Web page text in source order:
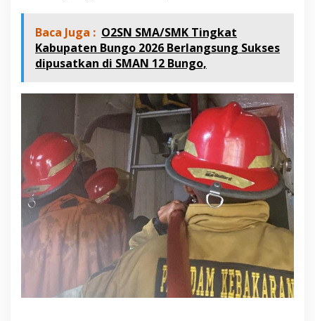
Baca Juga : O2SN SMA/SMK Tingkat
Kabupaten Bungo 2026 Berlangsung Sukses
dipusatkan di SMAN 12 Bungo,